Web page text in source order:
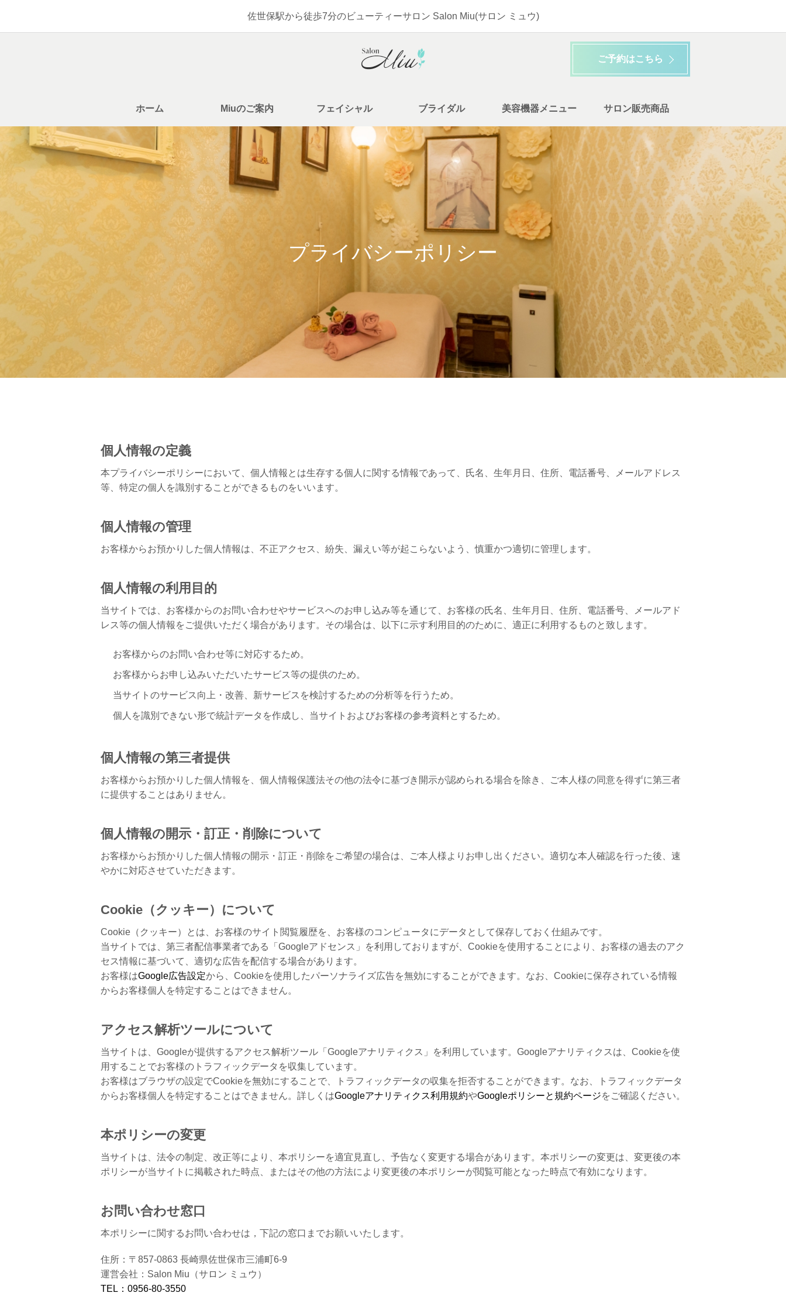
佐世保駅から徒歩7分のビューティーサロン Salon Miu(サロン ミュウ)
ご予約はこちら
ホーム Miuのご案内 フェイシャル ブライダル 美容機器メニュー サロン販売商品
プライバシーポリシー
個人情報の定義
本プライバシーポリシーにおいて、個人情報とは生存する個人に関する情報であって、氏名、生年月日、住所、電話番号、メールアドレス
等、特定の個人を識別することができるものをいいます。
個人情報の管理
お客様からお預かりした個人情報は、不正アクセス、紛失、漏えい等が起こらないよう、慎重かつ適切に管理します。
個人情報の利用目的
当サイトでは、お客様からのお問い合わせやサービスへのお申し込み等を通じて、お客様の氏名、生年月日、住所、電話番号、メールアド
レス等の個人情報をご提供いただく場合があります。その場合は、以下に示す利用目的のために、適正に利用するものと致します。
お客様からのお問い合わせ等に対応するため。
お客様からお申し込みいただいたサービス等の提供のため。
当サイトのサービス向上・改善、新サービスを検討するための分析等を行うため。
個人を識別できない形で統計データを作成し、当サイトおよびお客様の参考資料とするため。
個人情報の第三者提供
お客様からお預かりした個人情報を、個人情報保護法その他の法令に基づき開示が認められる場合を除き、ご本人様の同意を得ずに第三者
に提供することはありません。
個人情報の開示・訂正・削除について
お客様からお預かりした個人情報の開示・訂正・削除をご希望の場合は、ご本人様よりお申し出ください。適切な本人確認を行った後、速
やかに対応させていただきます。
Cookie（クッキー）について
Cookie（クッキー）とは、お客様のサイト閲覧履歴を、お客様のコンピュータにデータとして保存しておく仕組みです。
当サイトでは、第三者配信事業者である「Googleアドセンス」を利用しておりますが、Cookieを使用することにより、お客様の過去のアク
セス情報に基づいて、適切な広告を配信する場合があります。
お客様はGoogle広告設定から、Cookieを使用したパーソナライズ広告を無効にすることができます。なお、Cookieに保存されている情報
からお客様個人を特定することはできません。
アクセス解析ツールについて
当サイトは、Googleが提供するアクセス解析ツール「Googleアナリティクス」を利用しています。Googleアナリティクスは、Cookieを使
用することでお客様のトラフィックデータを収集しています。
お客様はブラウザの設定でCookieを無効にすることで、トラフィックデータの収集を拒否することができます。なお、トラフィックデータ
からお客様個人を特定することはできません。詳しくはGoogleアナリティクス利用規約やGoogleポリシーと規約ページをご確認ください。
本ポリシーの変更
当サイトは、法令の制定、改正等により、本ポリシーを適宜見直し、予告なく変更する場合があります。本ポリシーの変更は、変更後の本
ポリシーが当サイトに掲載された時点、またはその他の方法により変更後の本ポリシーが閲覧可能となった時点で有効になります。
お問い合わせ窓口
本ポリシーに関するお問い合わせは，下記の窓口までお願いいたします。
住所：〒857-0863 長崎県佐世保市三浦町6-9
運営会社：Salon Miu（サロン ミュウ）
TEL：0956-80-3550